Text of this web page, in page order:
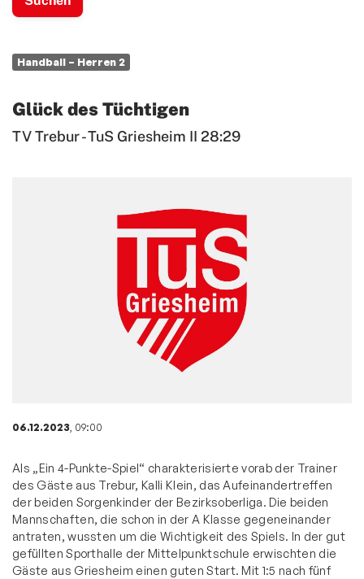
Handball – Herren 2
Glück des Tüchtigen
TV Trebur - TuS Griesheim II 28:29
06.12.2023, 09:00
Als „Ein 4-Punkte-Spiel“ charakterisierte vorab der Trainer
des Gäste aus Trebur, Kalli Klein, das Aufeinandertreffen
der beiden Sorgenkinder der Bezirksoberliga. Die beiden
Mannschaften, die schon in der A Klasse gegeneinander
antraten, wussten um die Wichtigkeit des Spiels. In der gut
gefüllten Sporthalle der Mittelpunktschule erwischten die
Gäste aus Griesheim einen guten Start. Mit 1:5 nach fünf
Verantwortung